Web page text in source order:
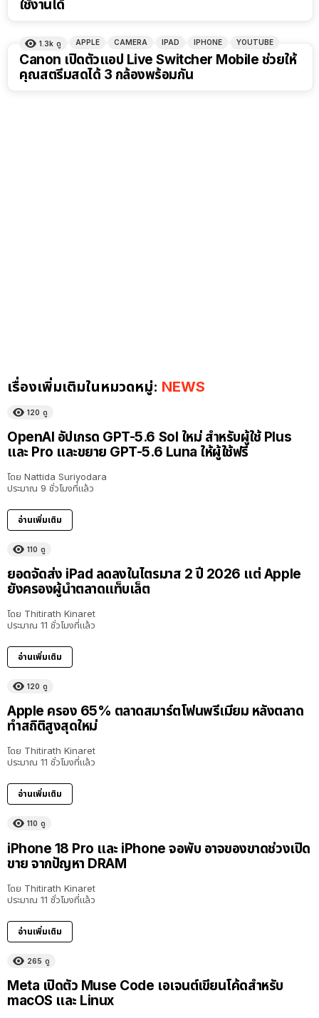
ใช้งานได้
1.3k ดู APPLE CAMERA IPAD IPHONE YOUTUBE
Canon เปิดตัวแอป Live Switcher Mobile ช่วยให้
คุณสตรีมสดได้ 3 กล้องพร้อมกัน
เรื่องเพิ่มเติมในหมวดหมู่: NEWS
120 ดู
OpenAI อัปเกรด GPT-5.6 Sol ใหม่ สำหรับผู้ใช้ Plus
และ Pro และขยาย GPT-5.6 Luna ให้ผู้ใช้ฟรี
โดย Nattida Suriyodara
ประมาณ 9 ชั่วโมงที่แล้ว
อ่านเพิ่มเติม
110 ดู
ยอดจัดส่ง iPad ลดลงในไตรมาส 2 ปี 2026 แต่ Apple
ยังครองผู้นำตลาดแท็บเล็ต
โดย Thitirath Kinaret
ประมาณ 11 ชั่วโมงที่แล้ว
อ่านเพิ่มเติม
120 ดู
Apple ครอง 65% ตลาดสมาร์ตโฟนพรีเมียม หลังตลาด
ทำสถิติสูงสุดใหม่
โดย Thitirath Kinaret
ประมาณ 11 ชั่วโมงที่แล้ว
อ่านเพิ่มเติม
110 ดู
iPhone 18 Pro และ iPhone จอพับ อาจของขาดช่วงเปิด
ขาย จากปัญหา DRAM
โดย Thitirath Kinaret
ประมาณ 11 ชั่วโมงที่แล้ว
อ่านเพิ่มเติม
265 ดู
Meta เปิดตัว Muse Code เอเจนต์เขียนโค้ดสำหรับ
macOS และ Linux